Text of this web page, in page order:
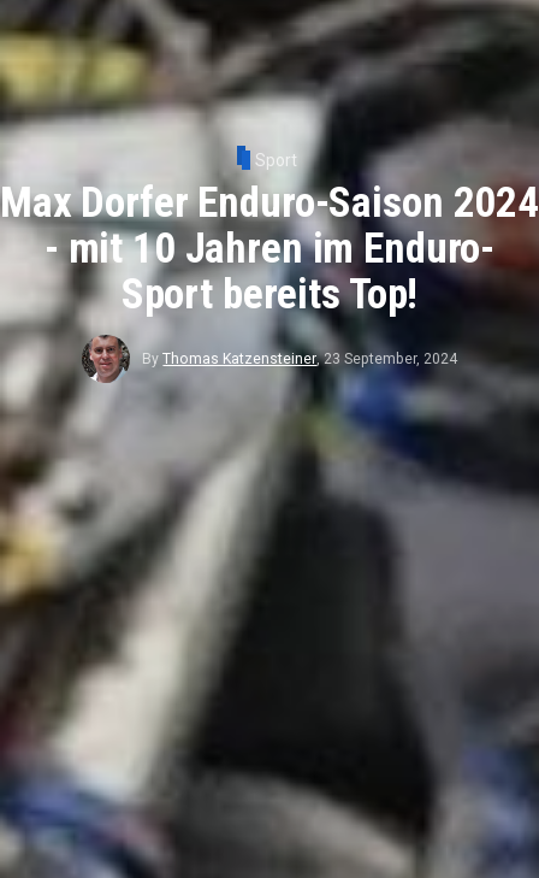
Sport
Max Dorfer Enduro-Saison 2024
- mit 10 Jahren im Enduro-
Sport bereits Top!
ByThomas Katzensteiner,23 September, 2024